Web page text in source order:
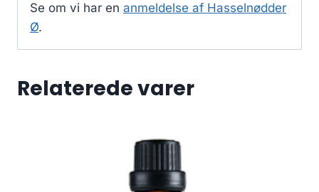
Se om vi har en anmeldelse af Hasselnødder
Ø.
Relaterede varer